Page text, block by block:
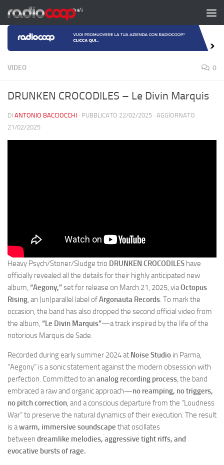
Salta al contenuto
VIDEO 0
DRUNKEN CROCODILES – Le Divin Marquis
DI ANTONIO BACCIOCCHI · PUBBLICATO 22/02/2025 · AGGIORNATO
21/02/2025
Heavy Psych/Stoner/Sludge trio DRUNKEN CROCODILES have
officially revealed all the details for their highly anticipated new
album, “Aegony,”set for release on March 21, 2025, viaOctopus
Rising, an (un)parallel label ofArgonauta Records. To mark the
occasion, the band has also dropped the second official video from
the album, “Le Divin Marquis”—a track inspired by the life of the
notorious Marquis de Sade.
Recorded during early summer 2024 at Noise Studio in Parma,
“Aegony” is a sonic statement against the modern obsession with
perfection. Committed to an analog recording process, the band
embraced a raw and organic approach—no reamping, no triggers,
no pitch correction, and a conscious departure from the “Loudness
War” to preserve the natural dynamics of their execution. The result
is awarm, immersive soundscape that oscillates
between dreamlike melodies, aggressive tight riffs, and
evocative bursts of rage.